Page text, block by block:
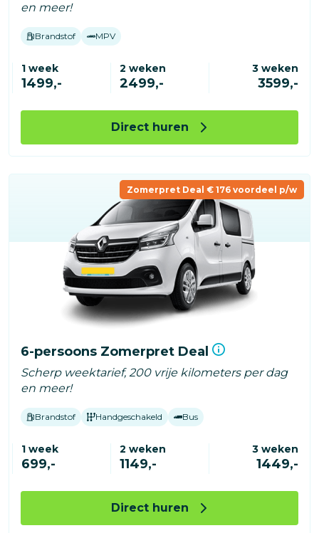
en meer!
Brandstof MPV
1 week
1499,-
2 weken
2499,-
3 weken
3599,-
Direct huren
Zomerpret Deal € 176 voordeel p/w
6-persoons Zomerpret Deal
Scherp weektarief, 200 vrije kilometers per dag
en meer!
Brandstof Handgeschakeld Bus
1 week
699,-
2 weken
1149,-
3 weken
1449,-
Direct huren